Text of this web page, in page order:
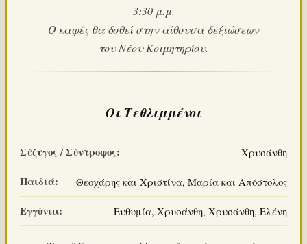
3:30 μ.μ.
Ο καφές θα δοθεί στην αίθουσα δεξιώσεων
του Νέου Κοιμητηρίου.
Οι Τεθλιμμένοι
Σύζυγος / Σύντροφος: Χρυσάνθη
Παιδιά: Θεοχάρης και Χριστίνα, Μαρία και Απόστολος
Εγγόνια: Ευθυμία, Χρυσάνθη, Χρυσάνθη, Ελένη